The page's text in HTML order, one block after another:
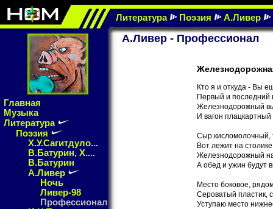
Литература Поэзия А.Ливер
Главная
Музыка
Литература
Поэзия
Х.У.Сагитдуло...
В.Батурин, Х....
В.Батурин
А.Ливер
Ночь
Ливер-98
Профессионал
А.Ливер - Профессионал
Кто я и откуда - Вы
Первый и последний
Железнодорожный
И вагон
Сыр кисломолочный,
Вот лежит на
Железнодорожный
А обед и ужин будут
Место боковое,
Сероватый пластик,
Уступаю место